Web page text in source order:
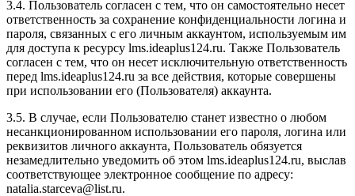
3.4. Пользователь согласен с тем, что он самостоятельно несет
ответственность за сохранение конфиденциальности логина и
пароля, связанных с его личным аккаунтом, используемым им
для доступа к ресурсу lms.ideaplus124.ru. Также Пользователь
согласен с тем, что он несет исключительную ответственность
перед lms.ideaplus124.ru за все действия, которые совершены
при использовании его (Пользователя) аккаунта.
3.5. В случае, если Пользователю станет известно о любом
несанкционированном использовании его пароля, логина или
реквизитов личного аккаунта, Пользователь обязуется
незамедлительно уведомить об этом lms.ideaplus124.ru, выслав
соответствующее электронное сообщение по адресу:
natalia.starceva@list.ru.